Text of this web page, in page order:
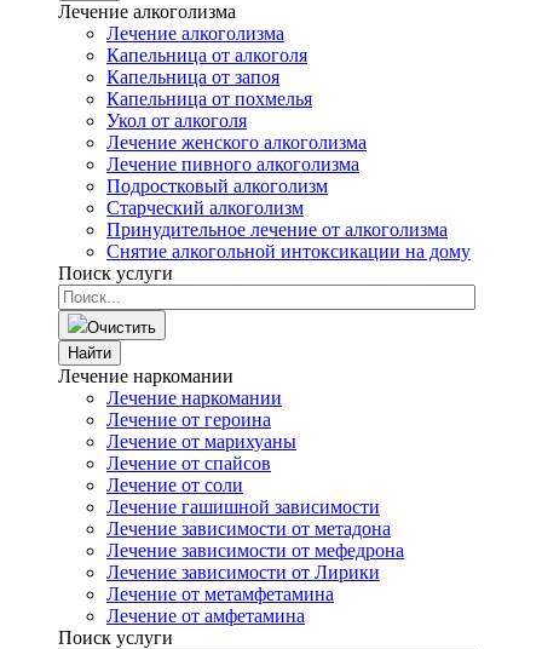
Лечение алкоголизма
Лечение алкоголизма
Капельница от алкоголя
Капельница от запоя
Капельница от похмелья
Укол от алкоголя
Лечение женского алкоголизма
Лечение пивного алкоголизма
Подростковый алкоголизм
Старческий алкоголизм
Принудительное лечение от алкоголизма
Снятие алкогольной интоксикации на дому
Поиск услуги
Очистить
Найти
Лечение наркомании
Лечение наркомании
Лечение от героина
Лечение от марихуаны
Лечение от спайсов
Лечение от соли
Лечение гашишной зависимости
Лечение зависимости от метадона
Лечение зависимости от мефедрона
Лечение зависимости от Лирики
Лечение от метамфетамина
Лечение от амфетамина
Поиск услуги